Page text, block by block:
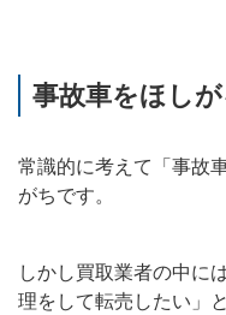
事故車をほし
常識的に考えて「事故
がちです。
しかし買取業者の中に
理をして転売したい」